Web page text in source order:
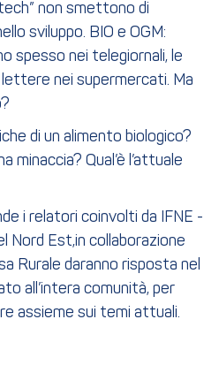
non smettono di
sviluppo. BIO e OGM:
spesso nei telegiornali, le
nei supermercati. Ma
di un alimento biologico?
minaccia? Qual’è l’attuale
i relatori coinvolti da IFNE -
Nord Est,in collaborazione
Rurale daranno risposta nel
all’intera comunità, per
assieme sui temi attuali.